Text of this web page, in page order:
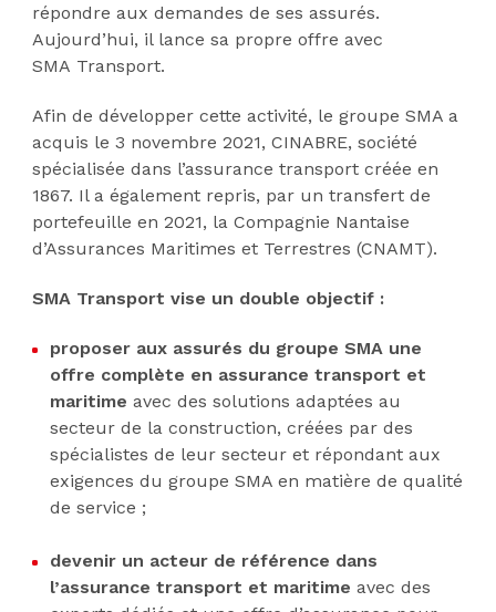
répondre aux demandes de ses assurés.
Aujourd’hui, il lance sa propre offre avec
SMA Transport.
Afin de développer cette activité, le groupe SMA a
acquis le 3 novembre 2021, CINABRE, société
spécialisée dans l’assurance transport créée en
1867. Il a également repris, par un transfert de
portefeuille en 2021, la Compagnie Nantaise
d’Assurances Maritimes et Terrestres (CNAMT).
SMA Transport vise un double objectif :
proposer aux assurés du groupe SMA une
offre complète en assurance transport et
maritime avec des solutions adaptées au
secteur de la construction, créées par des
spécialistes de leur secteur et répondant aux
exigences du groupe SMA en matière de qualité
de service ;
devenir un acteur de référence dans
l’assurance transport et maritime avec des